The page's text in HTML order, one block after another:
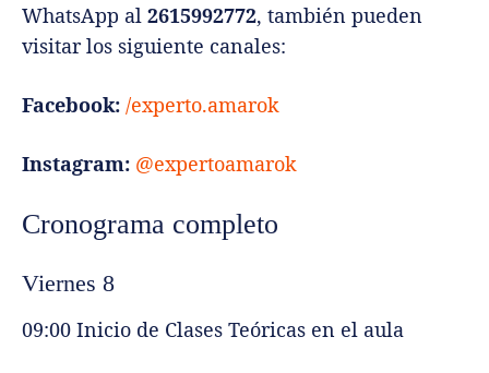
WhatsApp al 2615992772, también pueden
visitar los siguiente canales:
Facebook: /experto.amarok
Instagram: @expertoamarok
Cronograma completo
Viernes 8
09:00 Inicio de Clases Teóricas en el aula